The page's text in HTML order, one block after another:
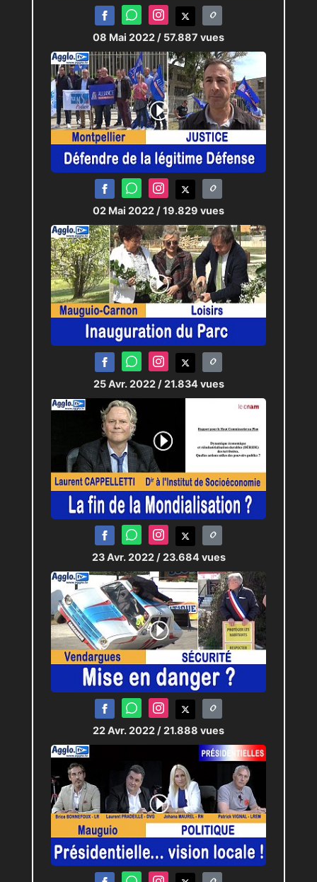
08 Mai 2022 / 57.887 vues
02 Mai 2022 / 19.829 vues
25 Avr. 2022 / 21.834 vues
23 Avr. 2022 / 23.684 vues
22 Avr. 2022 / 21.888 vues